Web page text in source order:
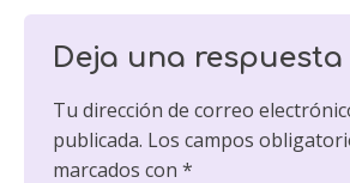
Deja una respuesta
Tu dirección de correo
publicada. Los campos
marcados con *